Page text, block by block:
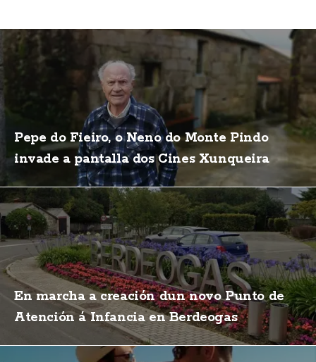
Pepe do Fieiro, o Neno do Monte Pindo
invade a pantalla dos Cines Xunqueira
En marcha a creación dun novo Punto de
Atención á Infancia en Berdeogas